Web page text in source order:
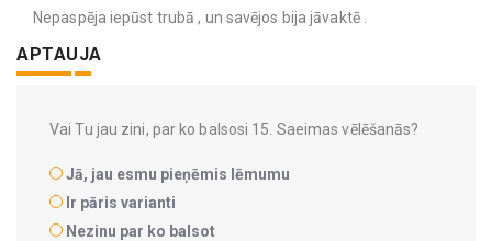
Nepaspēja iepūst trubā , un savējos bija jāvaktē .
APTAUJA
Vai Tu jau zini, par ko balsosi 15. Saeimas vēlēšanās?
Jā, jau esmu pieņēmis lēmumu
Ir pāris varianti
Nezinu par ko balsot